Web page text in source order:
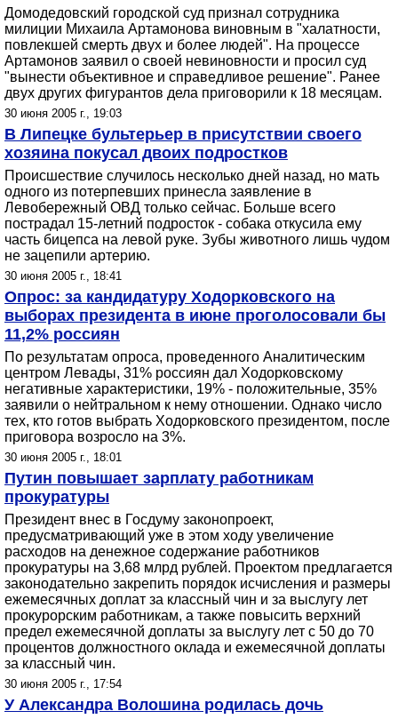
Домодедовский городской суд признал сотрудника
милиции Михаила Артамонова виновным в "халатности,
повлекшей смерть двух и более людей". На процессе
Артамонов заявил о своей невиновности и просил суд
"вынести объективное и справедливое решение". Ранее
двух других фигурантов дела приговорили к 18 месяцам.
30 июня 2005 г., 19:03
В Липецке бультерьер в присутствии своего
хозяина покусал двоих подростков
Происшествие случилось несколько дней назад, но мать
одного из потерпевших принесла заявление в
Левобережный ОВД только сейчас. Больше всего
пострадал 15-летний подросток - собака откусила ему
часть бицепса на левой руке. Зубы животного лишь чудом
не зацепили артерию.
30 июня 2005 г., 18:41
Опрос: за кандидатуру Ходорковского на
выборах президента в июне проголосовали бы
11,2% россиян
По результатам опроса, проведенного Аналитическим
центром Левады, 31% россиян дал Ходорковскому
негативные характеристики, 19% - положительные, 35%
заявили о нейтральном к нему отношении. Однако число
тех, кто готов выбрать Ходорковского президентом, после
приговора возросло на 3%.
30 июня 2005 г., 18:01
Путин повышает зарплату работникам
прокуратуры
Президент внес в Госдуму законопроект,
предусматривающий уже в этом ходу увеличение
расходов на денежное содержание работников
прокуратуры на 3,68 млрд рублей. Проектом предлагается
законодательно закрепить порядок исчисления и размеры
ежемесячных доплат за классный чин и за выслугу лет
прокурорским работникам, а также повысить верхний
предел ежемесячной доплаты за выслугу лет с 50 до 70
процентов должностного оклада и ежемесячной доплаты
за классный чин.
30 июня 2005 г., 17:54
У Александра Волошина родилась дочь